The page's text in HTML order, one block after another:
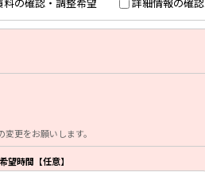
更をお願いします。
望時間【任意】